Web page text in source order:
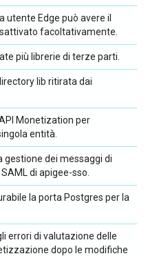
utente Edge può avere il
facoltativamente.
più librerie di terze parti.
lib ritirata dai
Monetization per
entità.
gestione dei messaggi di
di apigee-sso.
la porta Postgres per la
errori di valutazione delle
dopo le modifiche